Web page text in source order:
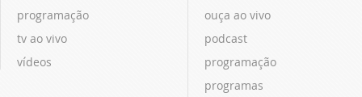
programação
tv ao vivo
vídeos
ouça ao vivo
podcast
programação
programas